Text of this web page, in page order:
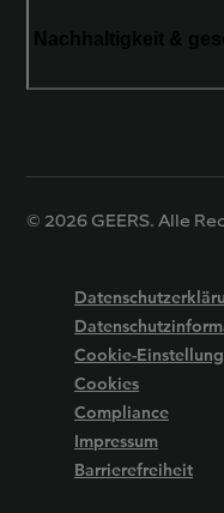
© 2026 GEERS. Alle
Cookie-
Cookies
Compliance
Impressum
Barrierefreiheit